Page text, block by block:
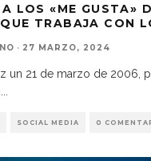
LOS «ME GUSTA»
TRABAJA CON
· 27 MARZO, 2024
un 21 de marzo de 2006,
SOCIAL MEDIA 0